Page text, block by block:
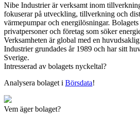
Nibe Industrier är verksamt inom
fokuserar på utveckling, tillverkning och
värmepumpar och energilösningar.
privatpersoner och företag som söker
Verksamheten är global med en
Industrier grundades år 1989 och har sitt
Sverige.
Intresserad av bolagets nyckeltal?
Analysera bolaget i Börsdata!
Vem äger bolaget?